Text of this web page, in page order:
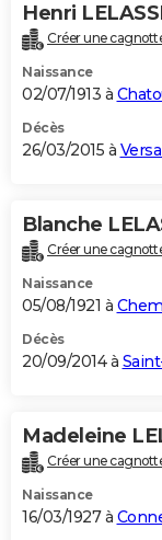
Henri
Créer une
Naissance
02/07/1913 à
Décès
26/03/2015 à
Blanche
Créer une
Naissance
05/08/1921 à
Décès
20/09/2014 à
Madeleine
Créer une
Naissance
16/03/1927 à